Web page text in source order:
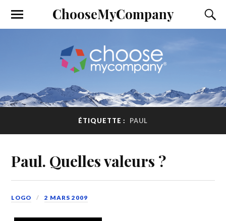
ChooseMyCompany
ÉTIQUETTE : PAUL
Paul. Quelles valeurs ?
LOGO 2 MARS 2009